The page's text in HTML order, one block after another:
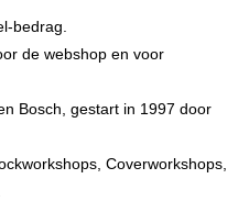
bedrag.
de webshop en voor
Bosch, gestart in 1997 door
Coverworkshops,